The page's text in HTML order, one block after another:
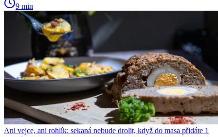
9 min
Ani vejce, ani rohlík: sekaná nebude drolit, když do masa přidáte 1